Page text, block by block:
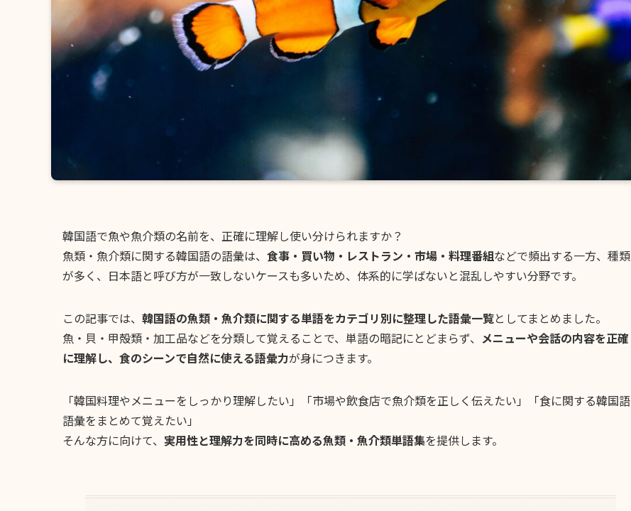
韓国語で魚や魚介類の名前を、正確に理解し使い分けられますか？
魚類・魚介類に関する韓国語の語彙は、 食事・買い物・レストラン・市場・料理番組などで頻出する一方、種類
が多く、日本語と呼び方が一致しないケースも多いため、体系的に学ばないと混乱しやすい分野です。
この記事では、 韓国語の魚類・魚介類に関する単語をカテゴリ別に整理した語彙一覧としてまとめました。
魚・貝・甲殻類・加工品などを分類して覚えることで、単語の暗記にとどまらず、 メニューや会話の内容を正確
に理解し、食のシーンで自然に使える語彙力が身につきます。
「韓国料理やメニューをしっかり理解したい」「市場や飲食店で魚介類を正しく伝えたい」「食に関する韓国語
語彙をまとめて覚えたい」
そんな方に向けて、 実用性と理解力を同時に高める魚類・魚介類単語集を提供します。